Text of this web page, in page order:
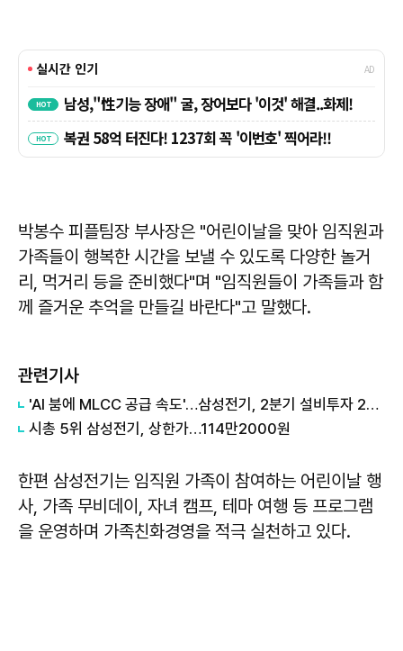
박봉수 피플팀장 부사장은 "어린이날을 맞아 임직원과
가족들이 행복한 시간을 보낼 수 있도록 다양한 놀거
리, 먹거리 등을 준비했다"며 "임직원들이 가족들과 함
께 즐거운 추억을 만들길 바란다"고 말했다.
관련기사
'AI 붐에 MLCC 공급 속도'…삼성전기, 2분기 설비투자 2배 이상 확대
시총 5위 삼성전기, 상한가…114만2000원
한편 삼성전기는 임직원 가족이 참여하는 어린이날 행
사, 가족 무비데이, 자녀 캠프, 테마 여행 등 프로그램
을 운영하며 가족친화경영을 적극 실천하고 있다.